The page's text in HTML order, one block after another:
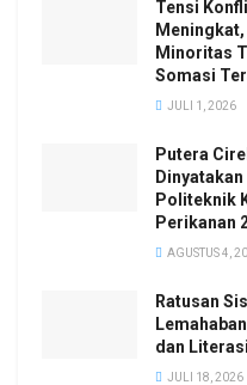
Tensi
Minoritas
Somasi
JULI 1, 2026
Putera
Politeknik
Perikanan
AGUSTUS 4,
Ratusan
dan
JULI 18, 2026